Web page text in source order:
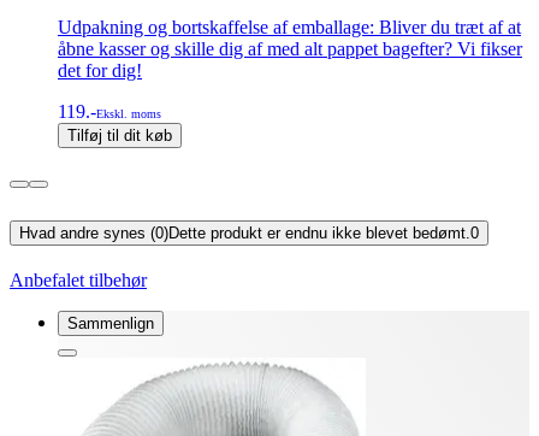
Udpakning og bortskaffelse af emballage: Bliver du træt af at
åbne kasser og skille dig af med alt pappet bagefter? Vi fikser
det for dig!
119.-Ekskl. moms
Tilføj til dit køb
Hvad andre synes (0)Dette produkt er endnu ikke blevet bedømt. 0
Anbefalet tilbehør
Sammenlign